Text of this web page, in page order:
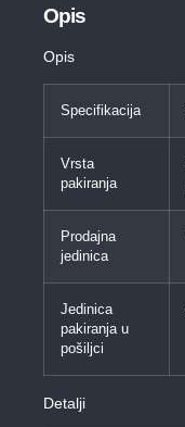
Opis
Opis
Specifikacija
Vrsta
pakiranja
Prodajna
jedinica
Jedinica
pakiranja u
pošiljci
Detalji